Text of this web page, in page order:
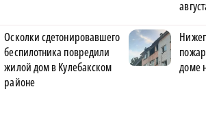
Осколки сдетонировавшего
беспилотника повредили
жилой дом в Кулебакском
районе
доме